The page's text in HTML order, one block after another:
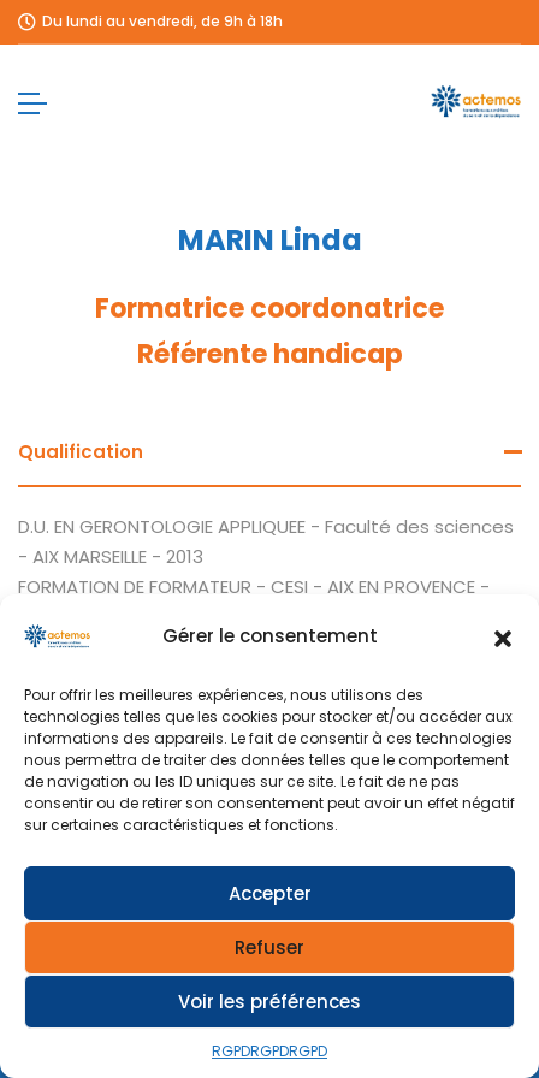
Gérer le consentement
Pour offrir les meilleures expériences, nous utilisons des
technologies telles que les cookies pour stocker et/ou accéder aux
informations des appareils. Le fait de consentir à ces technologies
nous permettra de traiter des données telles que le comportement
de navigation ou les ID uniques sur ce site. Le fait de ne pas
consentir ou de retirer son consentement peut avoir un effet négatif
sur certaines caractéristiques et fonctions.
Accepter
Refuser
Voir les préférences
RGPDRGPDRGPD
Du lundi au vendredi, de 9h à 18h
MARIN Linda
Formatrice coordonatrice
Référente handicap
Qualification
D.U. EN GERONTOLOGIE APPLIQUEE - Faculté des sciences
- AIX MARSEILLE - 2013
FORMATION DE FORMATEUR - CESI - AIX EN PROVENCE -
BTS Economie Sociale et Familiale - Dijon - 1986
SUD-EST - 1999
Expérience
ACTEMOS© 2025. Tous droits réservés ||
Mentions légales||CGV||RGPD||